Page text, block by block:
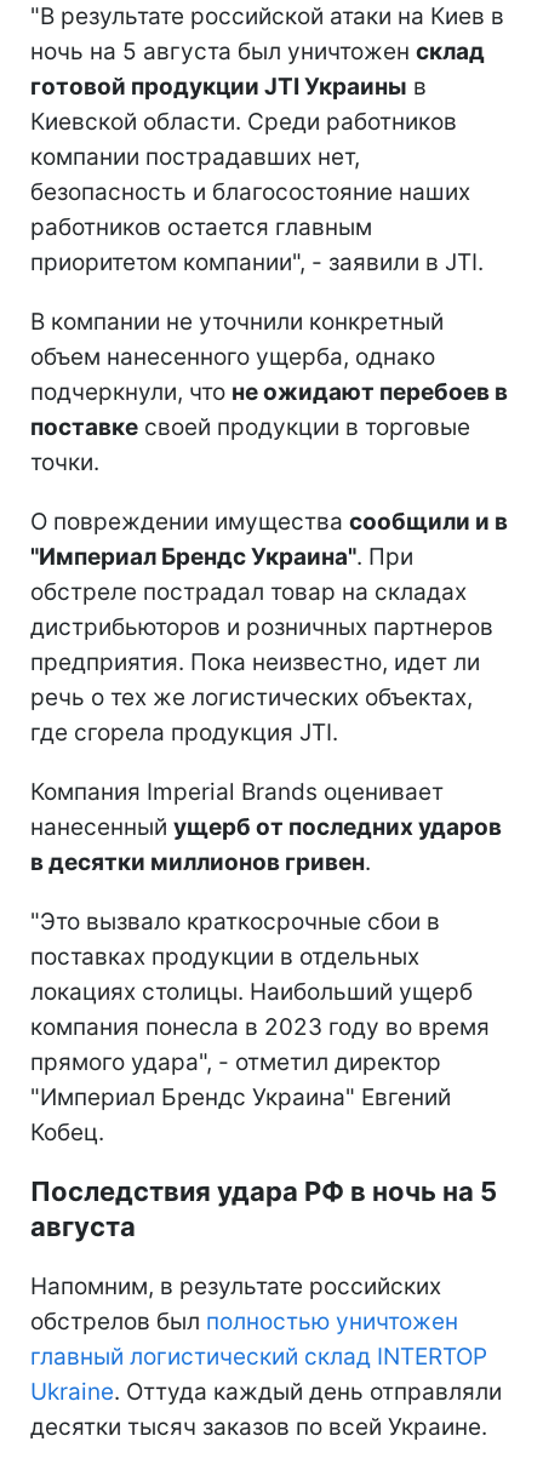
"В результате российской атаки на Киев в
ночь на 5 августа был уничтожен склад
готовой продукции JTI Украины в
Киевской области. Среди работников
компании пострадавших нет,
безопасность и благосостояние наших
работников остается главным
приоритетом компании", - заявили в JTI.
В компании не уточнили конкретный
объем нанесенного ущерба, однако
подчеркнули, что не ожидают перебоев в
поставке своей продукции в торговые
точки.
О повреждении имущества сообщили и в
"Империал Брендс Украина". При
обстреле пострадал товар на складах
дистрибьюторов и розничных партнеров
предприятия. Пока неизвестно, идет ли
речь о тех же логистических объектах,
где сгорела продукция JTI.
Компания Imperial Brands оценивает
нанесенный ущерб от последних ударов
в десятки миллионов гривен.
"Это вызвало краткосрочные сбои в
поставках продукции в отдельных
локациях столицы. Наибольший ущерб
компания понесла в 2023 году во время
прямого удара", - отметил директор
"Империал Брендс Украина" Евгений
Кобец.
Последствия удара РФ в ночь на 5
августа
Напомним, в результате российских
обстрелов был полностью уничтожен
главный логистический склад INTERTOP
Ukraine. Оттуда каждый день отправляли
десятки тысяч заказов по всей Украине.